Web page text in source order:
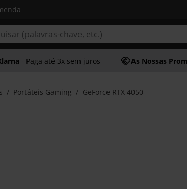
- Paga até 3x sem juros As Nossas
Portáteis Gaming GeForce RTX 4050